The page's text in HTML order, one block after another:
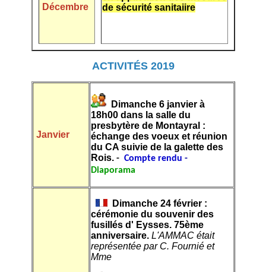
Décembre
de sécurité sanitaiire
ACTIVITÉS 2019
Janvier
Dimanche 6 janvier à
18h00 dans la salle du
presbytère de Montayral :
échange des voeux et réunion
du CA suivie de la galette des
Rois. - Compte rendu -
Diaporama
Dimanche 24 février :
cérémonie du souvenir des
fusillés d' Eysses. 75ème
anniversaire. L'AMMAC était
représentée par C. Fournié et
Mme